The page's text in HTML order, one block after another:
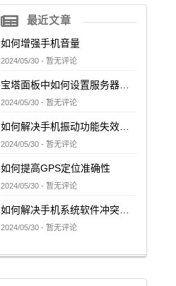
最近文章
如何增强手机音量
2024/05/30 - 暂无评论
宝塔面板中如何设置服务器的网络访问控制
2024/05/30 - 暂无评论
如何解决手机振动功能失效问题
2024/05/30 - 暂无评论
如何提高GPS定位准确性
2024/05/30 - 暂无评论
如何解决手机系统软件冲突问题
2024/05/30 - 暂无评论